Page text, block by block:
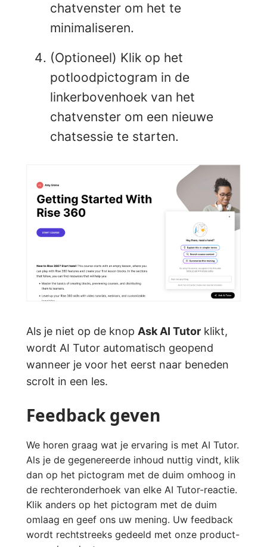
chatvenster om het te
minimaliseren.
(Optioneel) Klik op het
potloodpictogram in de
linkerbovenhoek van het
chatvenster om een nieuwe
chatsessie te starten.
Als je niet op de knop Ask AI Tutor klikt,
wordt AI Tutor automatisch geopend
wanneer je voor het eerst naar beneden
scrolt in een les.
Feedback geven
We horen graag wat je ervaring is met AI Tutor.
Als je de gegenereerde inhoud nuttig vindt, klik
dan op het pictogram met de duim omhoog in
de rechteronderhoek van elke AI Tutor-reactie.
Klik anders op het pictogram met de duim
omlaag en geef ons uw mening. Uw feedback
wordt rechtstreeks gedeeld met onze product-